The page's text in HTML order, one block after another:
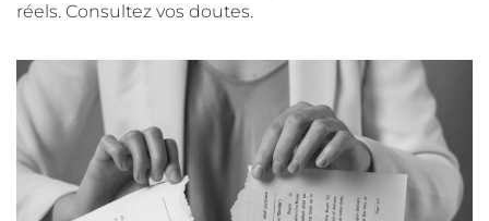
réels. Consultez vos doutes.